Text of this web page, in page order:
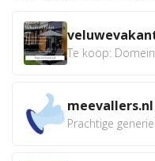
meevallers.nl